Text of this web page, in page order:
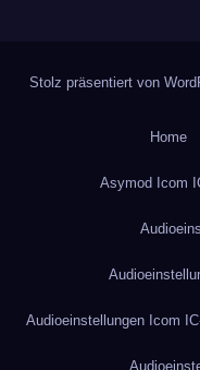
Stolz präsentiert von
Home
Asymod Icom
Audioeinstellungen Icom